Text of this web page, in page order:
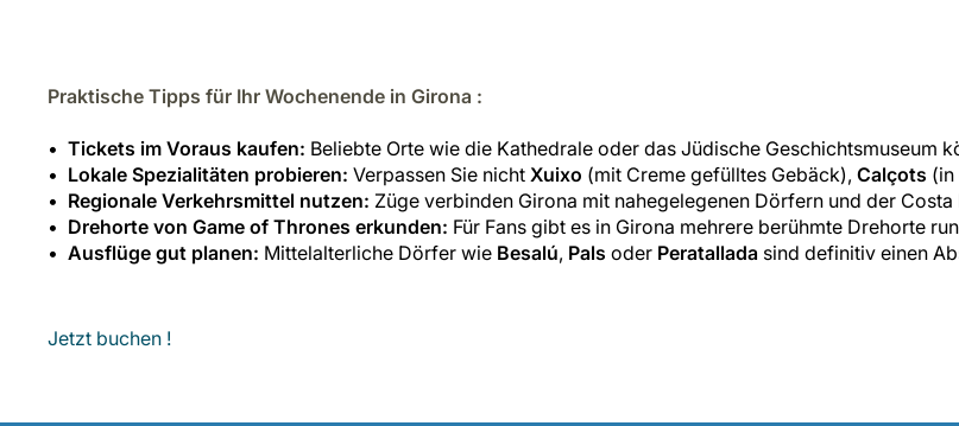
Praktische Tipps für Ihr Wochenende in Girona :
Tickets im Voraus kaufen: Beliebte Orte wie die Kathedrale oder das Jüdische Geschichtsmuseum
Lokale Spezialitäten probieren: Verpassen Sie nicht Xuixo (mit Creme gefülltes Gebäck), Calçots
Regionale Verkehrsmittel nutzen: Züge verbinden Girona mit nahegelegenen Dörfern und der
Drehorte von Game of Thrones erkunden: Für Fans gibt es in Girona mehrere berühmte Drehorte
Ausflüge gut planen: Mittelalterliche Dörfer wie Besalú, Pals oder Peratallada sind definitiv einen
Jetzt buchen !